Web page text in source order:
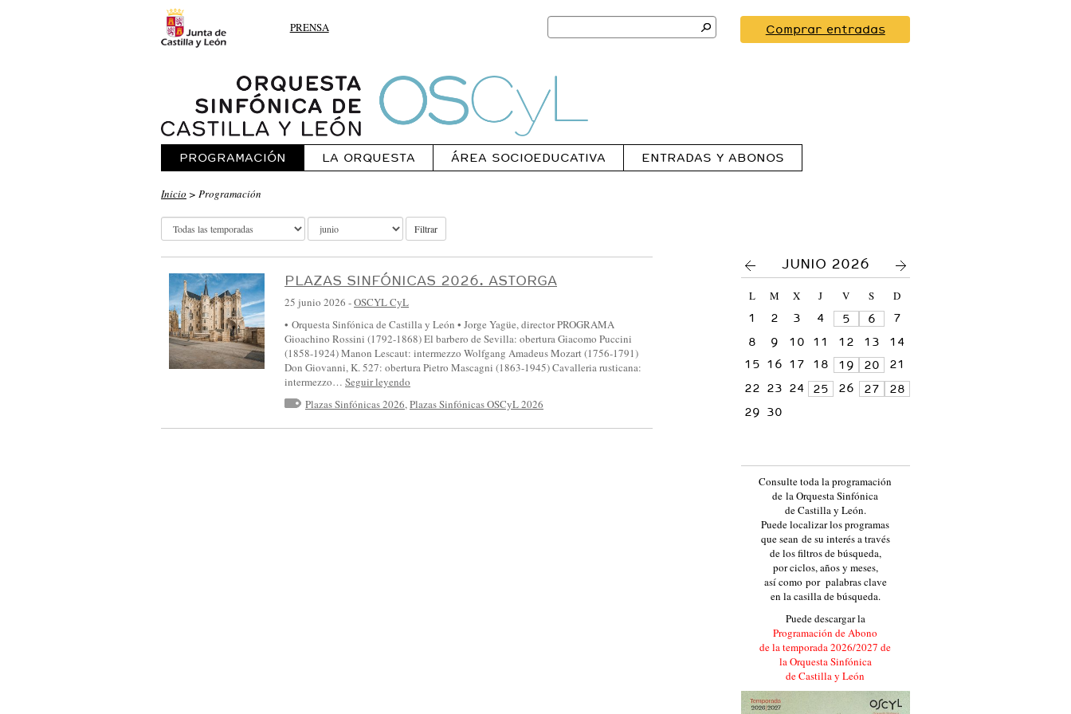
PRENSA
Search
for:
Comprar entradas
PROGRAMACIÓN LA ORQUESTA ÁREA SOCIOEDUCATIVA ENTRADAS Y ABONOS
O
R
Q
U
E
S
T
A
S
F
Inicio > Programación
Filtrar
PLAZAS SINFÓNICAS 2026. ASTORGA
25 junio 2026 -OSCYL CyL
• Orquesta Sinfónica de Castilla y León • Jorge Yagüe, director PROGRAMA
Gioachino Rossini (1792-1868) El barbero de Sevilla: obertura Giacomo Puccini
(1858-1924) Manon Lescaut: intermezzo Wolfgang Amadeus Mozart (1756-1791)
Don Giovanni, K. 527: obertura Pietro Mascagni (1863-1945) Cavalleria rusticana:
intermezzo… Seguir leyendo
Plazas Sinfónicas 2026, Plazas Sinfónicas OSCyL 2026
JUNIO 2026
L M X J V S
D
1
2 3 4 5 6
7
8
9 10 11 12 13
14
15 16 17 18 19 20
21
22 23 24 25 26 27
28
29 30
Consulte toda la programación
de la Orquesta Sinfónica
de Castilla y León.
Puede localizar los programas
que sean de su interés a través
de los filtros de búsqueda,
por ciclos, años y meses,
así como por palabras clave
en la casilla de búsqueda.
Puede descargar la
Programación de Abono
de la temporada 2026/2027 de
la Orquesta Sinfónica
de Castilla y León